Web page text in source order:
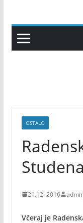
content
OSTALO
21.12. 2016
Včeraj je